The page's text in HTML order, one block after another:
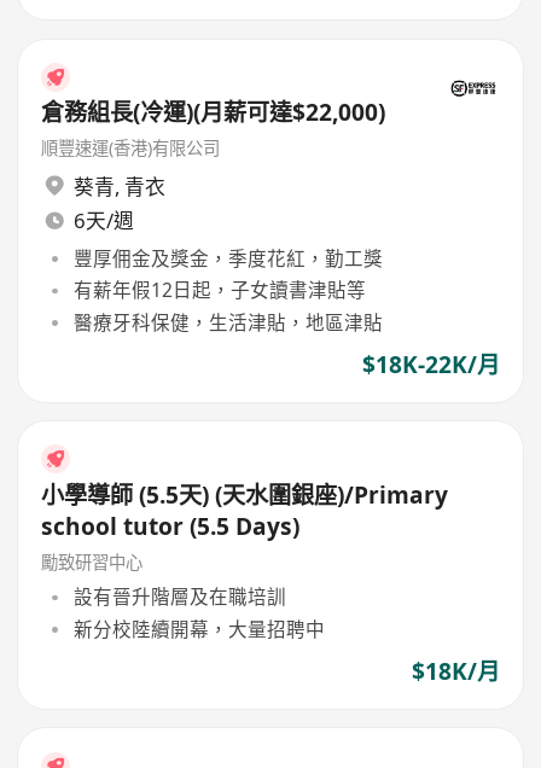
倉務組長(冷運)(月薪可達$22,000)
順豐速運(香港)有限公司
葵青, 青衣
6天/週
豐厚佣金及獎金，季度花紅，勤工獎
有薪年假12日起，子女讀書津貼等
醫療牙科保健，生活津貼，地區津貼
$18K-22K/月
小學導師 (5.5天) (天水圍銀座)/Primary
school tutor (5.5 Days)
勵致研習中心
設有晉升階層及在職培訓
新分校陸續開幕，大量招聘中
$18K/月